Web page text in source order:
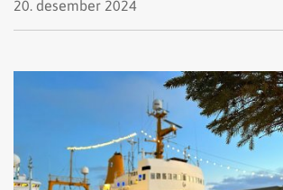
20. desember 2024